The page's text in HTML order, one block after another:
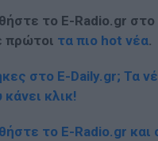
το E-Radio.gr στο
πρώτοι τα πιο hot νέα.
στο E-Daily.gr; Τα
κάνει κλικ!
το E-Radio.gr και